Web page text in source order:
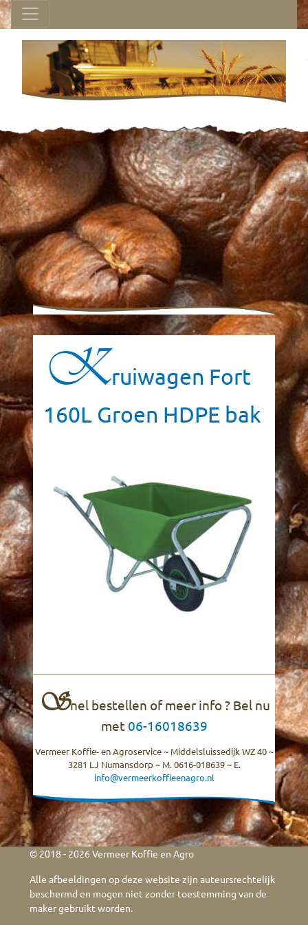
Kruiwagen Fort
160L Groen HDPE bak
Snel bestellen of meer info ? Bel nu
met 06-16018639
Vermeer Koffie- en Agroservice ~ Middelsluissedijk WZ 40 ~
3281 LJ Numansdorp ~ M. 0616-018639 ~ E.
info@vermeerkoffieenagro.nl
© 2018 - 2026 Vermeer Koffie en Agro
Alle afbeeldingen op deze website zijn auteursrechtelijk
beschermd en mogen niet zonder toestemming van de
maker gebruikt worden.